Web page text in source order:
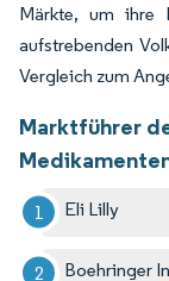
Märkte, um ihre
aufstrebenden
Vergleich zum
Marktführer
Eli Lilly
Boehringer